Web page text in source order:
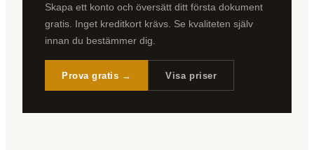
Skapa ett konto och översätt ditt första dokument
gratis. Inget kreditkort krävs. Se kvaliteten själv
innan du bestämmer dig.
Prova gratis → Visa priser